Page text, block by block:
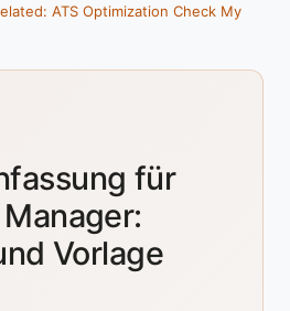
ATS Optimization Check My
für
Vorlage